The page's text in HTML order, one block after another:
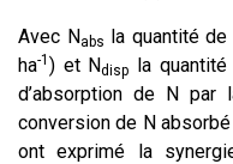
Avec Nabs la quantité
ha-1 ) et Ndisp la
d’absorption de N par
conversion de N
ont exprimé la